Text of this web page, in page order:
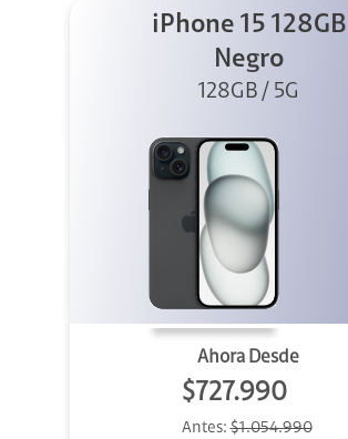
iPhone 15 128GB
Negro
128GB / 5G
Ahora Desde
$727.990
Antes:$1.054.990